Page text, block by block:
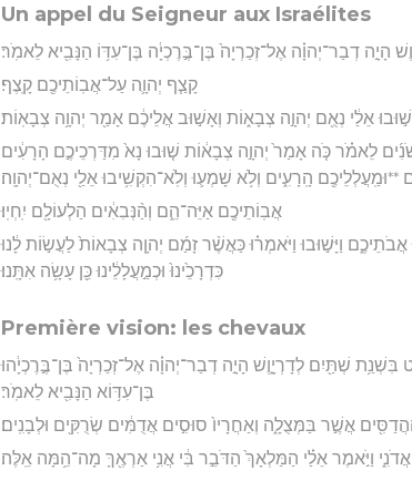
Un appel du Seigneur aux Israélites
דְבַר־יְהוָ֗ה אֶל־זְכַרְיָה֙ בֶּן־בֶּ֣רֶכְיָ֔ה בֶּן־עִדּ֥וֹ הַנָּבִ֖יא לֵאמֹֽר׃
קָצַ֧ף יְהוָ֛ה עַל־אֲבֽוֹתֵיכֶ֖ם קָֽצֶף׃
אֵלַ֔י נְאֻ֖ם יְהוָ֣ה צְבָא֑וֹת וְאָשׁ֣וּב אֲלֵיכֶ֔ם אָמַ֖ר יְהוָ֥ה צְבָאֽוֹת׃
לֵאמֹ֗ר כֹּ֤ה אָמַר֙ יְהוָ֣ה צְבָא֔וֹת שׁ֤וּבוּ נָא֙ מִדַּרְכֵיכֶ֣ם הָרָעִ֔ים
**וּמַֽעֲלְלֵיכֶ֖ם הָֽרָעִ֑ים וְלֹ֥א שָׁמְע֛וּ וְלֹֽא־הִקְשִׁ֥יבוּ אֵלַ֖י נְאֻם־יְהוָֽה׃
אֲבֽוֹתֵיכֶ֖ם אַיֵּה־הֵ֑ם וְהַ֨נְּבִאִ֔ים הַלְעוֹלָ֖ם יִֽחְיֽוּ׃
וַיָּשׁ֣וּבוּ וַיֹּאמְר֗וּ כַּאֲשֶׁ֨ר זָמַ֜ם יְהוָ֤ה צְבָאוֹת֙ לַעֲשׂ֣וֹת לָ֔נוּ
כִּדְרָכֵ֙ינוּ֙ וּכְמַ֣עֲלָלֵ֔ינוּ כֵּ֖ן עָשָׂ֥ה אִתָּֽנוּ׃
Première vision: les chevaux
שְׁתַּ֖יִם לְדָרְיָ֑וֶשׁ הָיָ֣ה דְבַר־יְהוָ֗ה אֶל־זְכַרְיָה֙ בֶּן־בֶּ֣רֶכְיָ֔הוּ
בֶּן־עִדּ֥וֹא הַנָּבִ֖יא לֵאמֹֽר׃
אֲשֶׁ֣ר בַּמְּצֻלָ֑ה וְאַחֲרָיו֙ סוּסִ֣ים אֲדֻמִּ֔ים שְׂרֻקִּ֖ים וּלְבָנִֽים׃
וַיֹּ֣אמֶר אֵלַ֗י הַמַּלְאָךְ֙ הַדֹּבֵ֣ר בִּ֔י אֲנִ֥י אַרְאֶ֖ךָּ מָה־הֵ֥מָּה אֵֽלֶּה׃